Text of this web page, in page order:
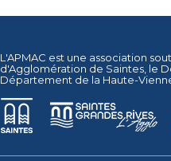
L'APMAC est une association
d'Agglomération de Saintes , le
Département de la Haute-